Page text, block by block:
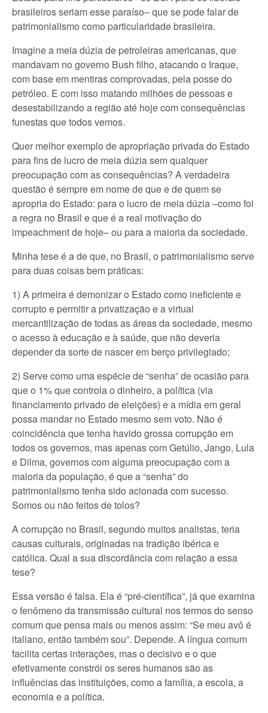
brasileiros seriam esse paraíso– que se pode falar de
patrimonialismo como particularidade brasileira.
Imagine a meia dúzia de petroleiras americanas, que
mandavam no governo Bush filho, atacando o Iraque,
com base em mentiras comprovadas, pela posse do
petróleo. E com isso matando milhões de pessoas e
desestabilizando a região até hoje com consequências
funestas que todos vemos.
Quer melhor exemplo de apropriação privada do Estado
para fins de lucro de meia dúzia sem qualquer
preocupação com as consequências? A verdadeira
questão é sempre em nome de que e de quem se
apropria do Estado: para o lucro de meia dúzia –como foi
a regra no Brasil e que é a real motivação do
impeachment de hoje– ou para a maioria da sociedade.
Minha tese é a de que, no Brasil, o patrimonialismo serve
para duas coisas bem práticas:
1) A primeira é demonizar o Estado como ineficiente e
corrupto e permitir a privatização e a virtual
mercantilização de todas as áreas da sociedade, mesmo
o acesso à educação e à saúde, que não deveria
depender da sorte de nascer em berço privilegiado;
2) Serve como uma espécie de “senha” de ocasião para
que o 1% que controla o dinheiro, a política (via
financiamento privado de eleições) e a mídia em geral
possa mandar no Estado mesmo sem voto. Não é
coincidência que tenha havido grossa corrupção em
todos os governos, mas apenas com Getúlio, Jango, Lula
e Dilma, governos com alguma preocupação com a
maioria da população, é que a “senha” do
patrimonialismo tenha sido acionada com sucesso.
Somos ou não feitos de tolos?
A corrupção no Brasil, segundo muitos analistas, teria
causas culturais, originadas na tradição ibérica e
católica. Qual a sua discordância com relação a essa
tese?
Essa versão é falsa. Ela é “pré-científica”, já que examina
o fenômeno da transmissão cultural nos termos do senso
comum que pensa mais ou menos assim: “Se meu avô é
italiano, então também sou”. Depende. A língua comum
facilita certas interações, mas o decisivo e o que
efetivamente constrói os seres humanos são as
influências das instituições, como a família, a escola, a
economia e a política.